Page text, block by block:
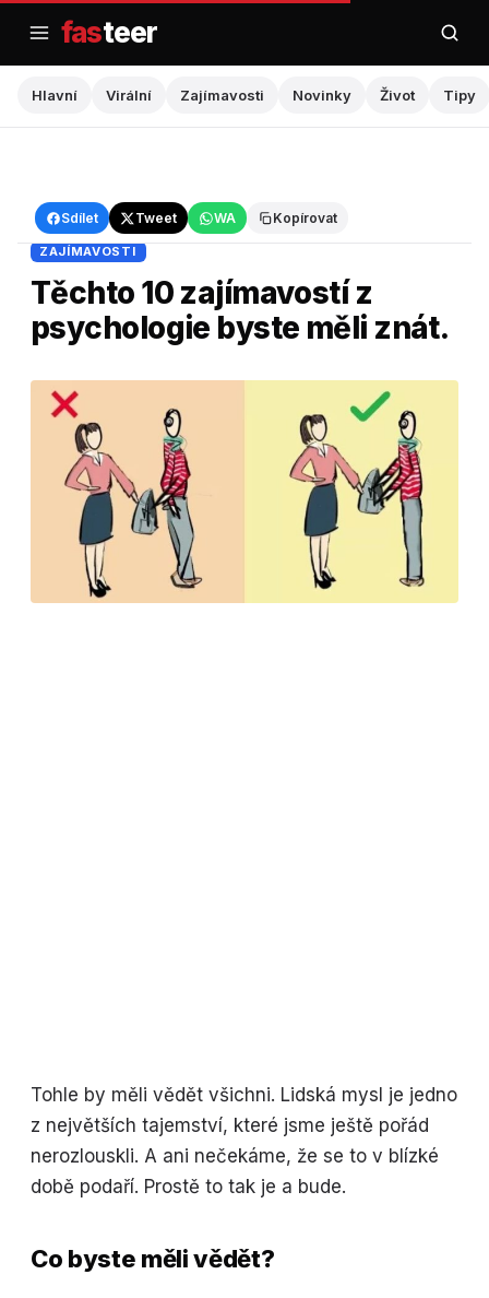
obsah
fasteer
Hlavní Virální Zajímavosti Novinky Život Tipy
Sdílet Tweet WA Kopírovat
Hlavní ›Zajímavosti
ZAJÍMAVOSTI
Těchto 10 zajímavostí z
psychologie byste měli znát.
Tohle by měli vědět všichni. Lidská mysl je jedno
z největších tajemství, které jsme ještě pořád
nerozlouskli. A ani nečekáme, že se to v blízké
době podaří. Prostě to tak je a bude.
Co byste měli vědět?